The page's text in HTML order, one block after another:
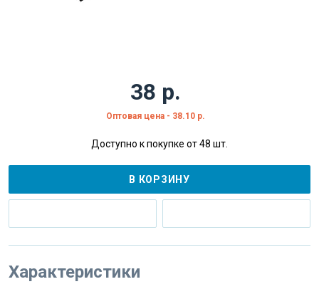
38 р.
Оптовая цена - 38.10 р.
Доступно к покупке от 48 шт.
В КОРЗИНУ
Характеристики